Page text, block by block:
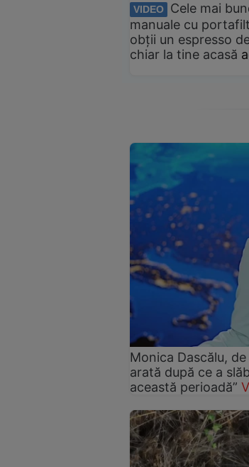
VIDEO
Cele mai
manuale cu
obții un espresso
chiar la tine acasă
Monica Dascălu,
arată după ce a
această perioadă”